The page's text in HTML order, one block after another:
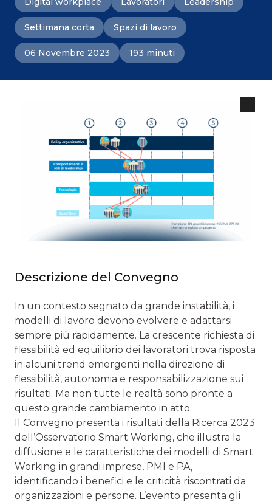
Settimana corta Spazi di lavoro
06 Novembre 2023 193 minuti
Descrizione del Convegno
In un contesto segnato da grande instabilità, i
modelli di lavoro devono evolvere e adattarsi
sempre più rapidamente. La crescente richiesta di
flessibilità ed equilibrio dei lavoratori trova risposta
in alcuni trend emergenti nella direzione di
flessibilità, autonomia e responsabilizzazione sui
risultati. Ma non tutte le realtà sono pronte a
questo grande cambiamento in atto.
Il Convegno presenta i risultati della Ricerca 2023
dell’Osservatorio Smart Working, che illustra la
diffusione e le caratteristiche dei modelli di Smart
Working in grandi imprese, PMI e PA,
identificando i benefici e le criticità riscontrati da
organizzazioni e persone. L’evento presenta gli